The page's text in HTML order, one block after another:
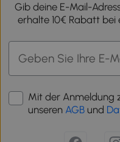
Gib deine E-Mail-
erhalte 10€ Rabatt bei
Mit der Anmeldung
unseren AGB und